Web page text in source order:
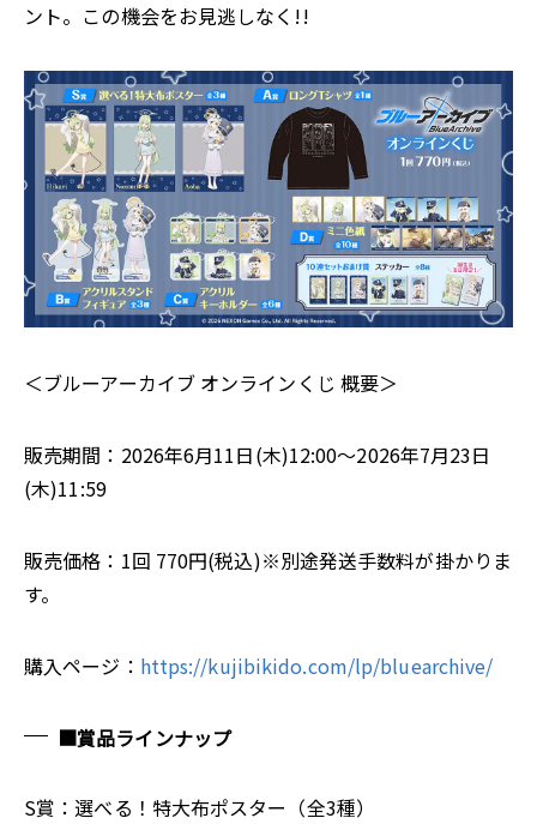
ント。この機会をお見逃しなく!!
＜ブルーアーカイブ オンラインくじ 概要＞
販売期間：2026年6月11日(木)12:00～2026年7月23日
(木)11:59
販売価格：1回 770円(税込)※別途発送手数料が掛かりま
す。
購入ページ： https://kujibikido.com/lp/bluearchive/
■賞品ラインナップ
S賞：選べる！特大布ポスター（全3種）